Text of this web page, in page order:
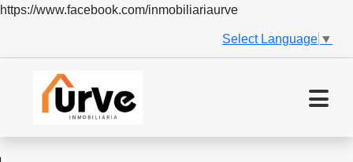
https://www.facebook.com/inmobiliariaurve
Select Language ▼